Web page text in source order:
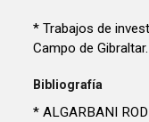
* Trabajos de
Campo de Gibraltar.
Bibliografía
* ALGARBANI